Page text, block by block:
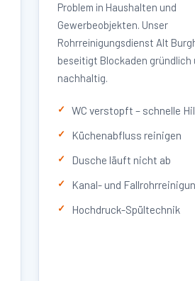
Problem in Haushalten und
Gewerbeobjekten. Unser
Rohrreinigungsdienst Alt
beseitigt Blockaden gründlich
nachhaltig.
WC verstopft – schnelle
Küchenabfluss reinigen
Dusche läuft nicht ab
Kanal- und
Hochdruck-Spültechnik